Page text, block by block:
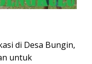
di Desa Bungin,
untuk